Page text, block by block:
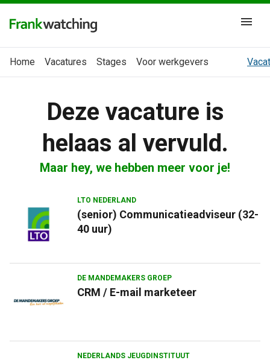
Home Vacatures Stages Voor werkgevers
Deze vacature is
helaas al vervuld.
Maar hey, we hebben meer voor je!
LTO NEDERLAND
(senior) Communicatieadviseur (32-
40 uur)
DE MANDEMAKERS GROEP
CRM / E-mail marketeer
NEDERLANDS JEUGDINSTITUUT